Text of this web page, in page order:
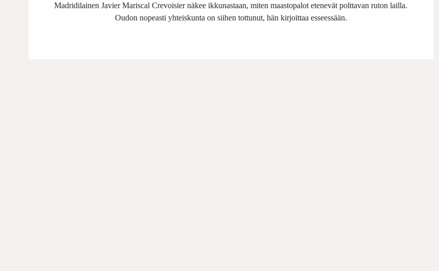
Madridilainen Javier Mariscal Crevoisier näkee ikkunastaan, miten maastopalot etenevät polttavan ruton lailla.
Oudon nopeasti yhteiskunta on siihen tottunut, hän kirjoittaa esseessään.